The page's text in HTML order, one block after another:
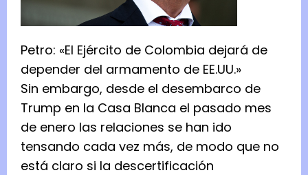
Petro: «El Ejército de Colombia dejará de
depender del armamento de EE.UU.»
Sin embargo, desde el desembarco de
Trump en la Casa Blanca el pasado mes
de enero las relaciones se han ido
tensando cada vez más, de modo que no
está claro si la descertificación